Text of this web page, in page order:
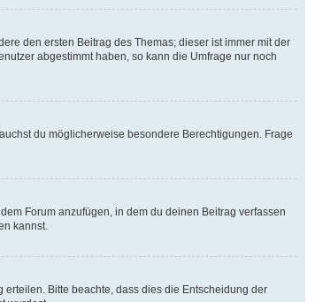
den ersten Beitrag des Themas; dieser ist immer mit der
abgestimmt haben, so kann die Umfrage nur noch
du möglicherweise besondere Berechtigungen. Frage
Forum anzufügen, in dem du deinen Beitrag verfassen
kannst.
Bitte beachte, dass dies die Entscheidung der